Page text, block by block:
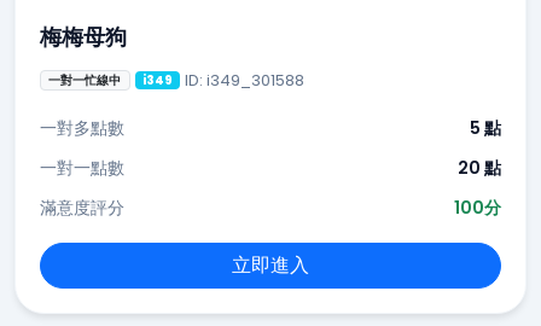
梅梅母狗
一對一忙線中 i349 ID: i349_301588
一對多點數
5 點
一對一點數
20 點
滿意度評分
100分
立即進入